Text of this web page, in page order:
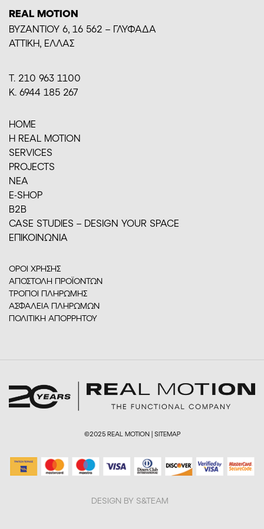
REAL MOTION
BYZANTIOY 6, 16 562 – ΓΛΥΦΑΔΑ
ΑΤΤΙΚΗ, ΕΛΛΑΣ
Τ. 210 963 1100
Κ. 6944 185 267
HOME
H REAL MOTION
SERVICES
PROJECTS
ΝΕΑ
E-SHOP
Β2Β
CASE STUDIES – DESIGN YOUR SPACE
ΕΠΙΚΟΙΝΩΝΙΑ
ΟΡΟΙ ΧΡΗΣΗΣ
ΑΠΟΣΤΟΛΗ ΠΡΟΪΟΝΤΩΝ
ΤΡΟΠΟΙ ΠΛΗΡΩΜΗΣ
ΑΣΦΑΛΕΙΑ ΠΛΗΡΩΜΩΝ
ΠΟΛΙΤΙΚΗ ΑΠΟΡΡΗΤΟΥ
©2025 REAL MOTION | SITEMAP
DESIGN BY S&TEAM